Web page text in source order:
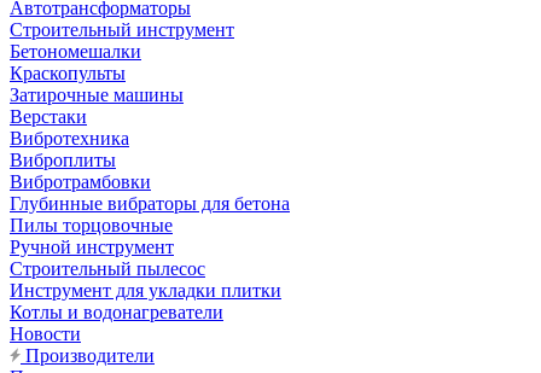
Автотрансформаторы
Строительный инструмент
Бетономешалки
Краскопульты
Затирочные машины
Верстаки
Вибротехника
Виброплиты
Вибротрамбовки
Глубинные вибраторы для бетона
Пилы торцовочные
Ручной инструмент
Строительный пылесос
Инструмент для укладки плитки
Котлы и водонагреватели
Новости
Производители